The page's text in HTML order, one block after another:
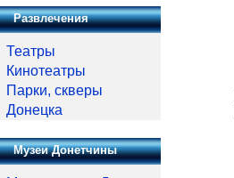
Развлечения
Театры
Кинотеатры
Парки, скверы
Донецка
Музеи Донетчины